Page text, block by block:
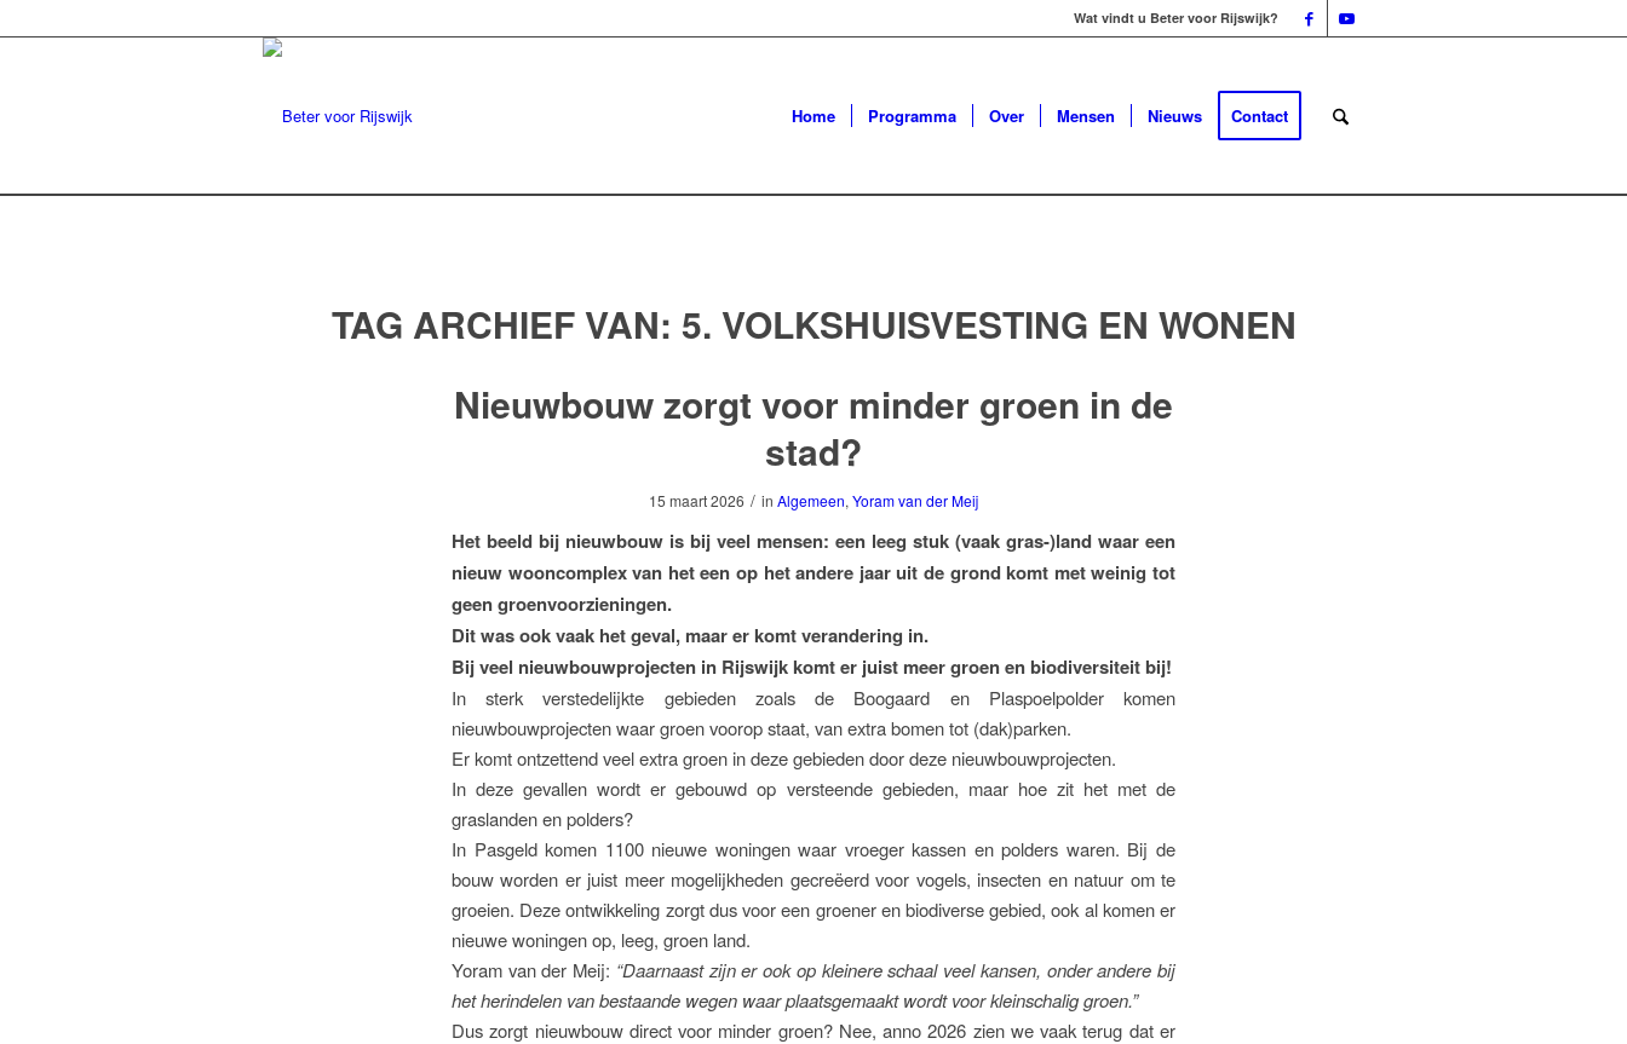
Wat vindt u Beter voor Rijswijk?
Home Programma Over Mensen Nieuws Contact
TAG ARCHIEF VAN: 5. VOLKSHUISVESTING EN WONEN
Nieuwbouw zorgt voor minder groen in de
stad?
15 maart 2026 / in Algemeen, Yoram van der Meij
Het beeld bij nieuwbouw is bij veel mensen: een leeg stuk (vaak gras-)land waar een
nieuw wooncomplex van het een op het andere jaar uit de grond komt met weinig tot
geen groenvoorzieningen.
Dit was ook vaak het geval, maar er komt verandering in.
Bij veel nieuwbouwprojecten in Rijswijk komt er juist meer groen en biodiversiteit bij!
In sterk verstedelijkte gebieden zoals de Boogaard en Plaspoelpolder komen
nieuwbouwprojecten waar groen voorop staat, van extra bomen tot (dak)parken.
Er komt ontzettend veel extra groen in deze gebieden door deze nieuwbouwprojecten.
In deze gevallen wordt er gebouwd op versteende gebieden, maar hoe zit het met de
graslanden en polders?
In Pasgeld komen 1100 nieuwe woningen waar vroeger kassen en polders waren. Bij de
bouw worden er juist meer mogelijkheden gecreëerd voor vogels, insecten en natuur om te
groeien. Deze ontwikkeling zorgt dus voor een groener en biodiverse gebied, ook al komen er
nieuwe woningen op, leeg, groen land.
Yoram van der Meij: “Daarnaast zijn er ook op kleinere schaal veel kansen, onder andere bij
het herindelen van bestaande wegen waar plaatsgemaakt wordt voor kleinschalig groen.”
Dus zorgt nieuwbouw direct voor minder groen? Nee, anno 2026 zien we vaak terug dat er